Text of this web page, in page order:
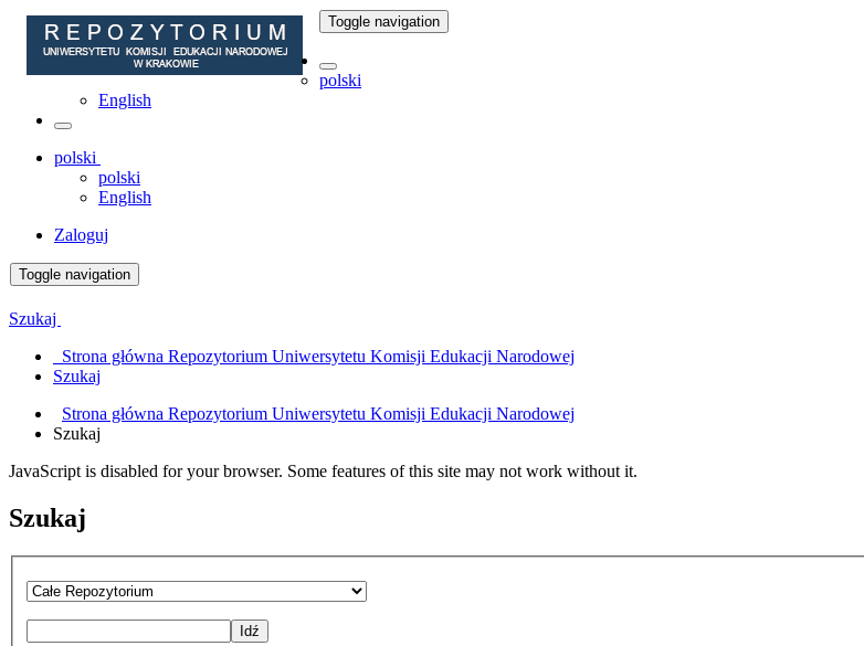
Toggle navigation
polski
English
polski
polski
English
Zaloguj
Toggle navigation
Szukaj
Strona główna Repozytorium Uniwersytetu Komisji Edukacji Narodowej
Szukaj
Strona główna Repozytorium Uniwersytetu Komisji Edukacji Narodowej
Szukaj
JavaScript is disabled for your browser. Some features of this site may not work without it.
Szukaj
Idź